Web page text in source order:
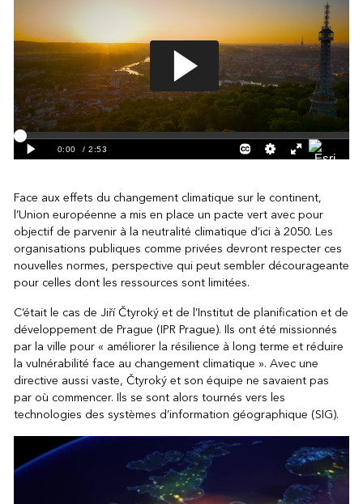
Face aux effets du changement climatique sur le continent,
l’Union européenne a mis en place un pacte vert avec pour
objectif de parvenir à la neutralité climatique d’ici à 2050. Les
organisations publiques comme privées devront respecter ces
nouvelles normes, perspective qui peut sembler décourageante
pour celles dont les ressources sont limitées.
C’était le cas de Jiří Čtyroký et de l’Institut de planification et de
développement de Prague (IPR Prague). Ils ont été missionnés
par la ville pour « améliorer la résilience à long terme et réduire
la vulnérabilité face au changement climatique ». Avec une
directive aussi vaste, Čtyroký et son équipe ne savaient pas
par où commencer. Ils se sont alors tournés vers les
technologies des systèmes d’information géographique (SIG).